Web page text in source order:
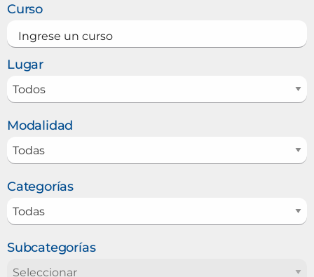
Curso
Lugar
Modalidad
Categorías
Subcategorías